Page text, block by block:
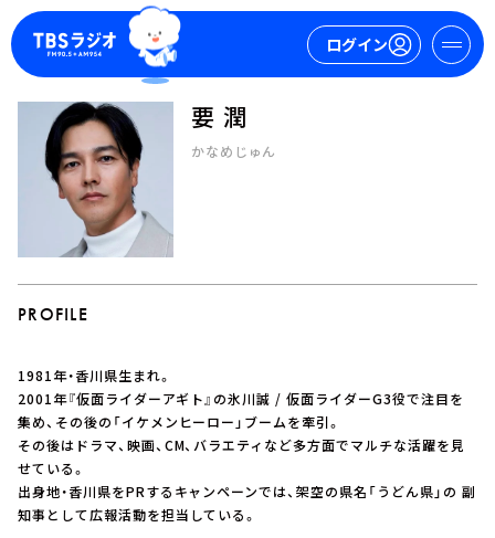
ログイン
マイページ
ログイン
今日の番組表
週間番組表
トピックス
TBS Podcast
お知らせ
要 潤
かなめじゅん
PROFILE
1981年・香川県生まれ。
2001年『仮面ライダーアギト』の氷川誠 / 仮面ライダーG3役で注目を
集め、その後の「イケメンヒーロー」ブームを牽引。
その後はドラマ、映画、CM、バラエティなど多方面でマルチな活躍を見
せている。
出身地・香川県をPRするキャンペーンでは、架空の県名「うどん県」の 副
知事として広報活動を担当している。